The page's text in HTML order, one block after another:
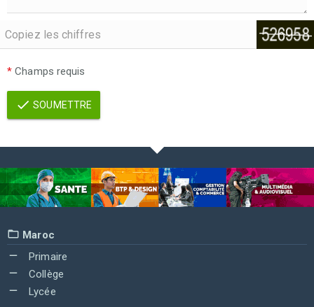
* Champs requis
SOUMETTRE
Maroc
Primaire
Collège
Lycée